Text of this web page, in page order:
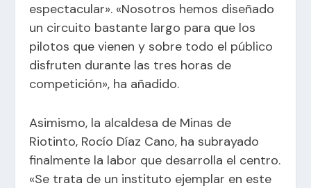
espectacular». «Nosotros hemos diseñado
un circuito bastante largo para que los
pilotos que vienen y sobre todo el público
disfruten durante las tres horas de
competición», ha añadido.
Asimismo, la alcaldesa de Minas de
Riotinto, Rocío Díaz Cano, ha subrayado
finalmente la labor que desarrolla el centro.
«Se trata de un instituto ejemplar en este